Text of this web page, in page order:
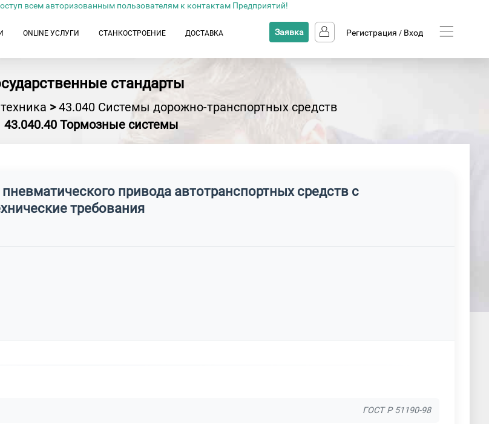
всем авторизованным пользователям к контактам Предприятий!
ONLINE УСЛУГИ СТАНКОСТРОЕНИЕ ДОСТАВКА Заявка Регистрация / Вход
стандарты
>43.040 Системы дорожно-транспортных средств
43.040.40 Тормозные системы
привода автотранспортных средств с
требования
ГОСТ Р 51190-98